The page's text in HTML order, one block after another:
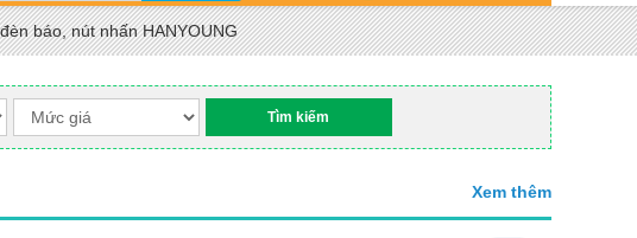
báo, nút nhấn HANYOUNG
Xem thêm